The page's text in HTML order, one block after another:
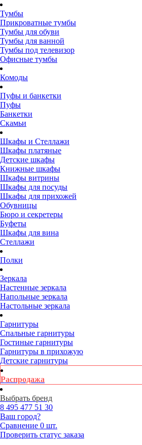
Тумбы
Прикроватные тумбы
Тумбы для обуви
Тумбы для ванной
Тумбы под телевизор
Офисные тумбы
Комоды
Пуфы и банкетки
Пуфы
Банкетки
Скамьи
Шкафы и Стеллажи
Шкафы платяные
Детские шкафы
Книжные шкафы
Шкафы витрины
Шкафы для посуды
Шкафы для прихожей
Обувницы
Бюро и секретеры
Буфеты
Шкафы для вина
Стеллажи
Полки
Зеркала
Настенные зеркала
Напольные зеркала
Настольные зеркала
Гарнитуры
Спальные гарнитуры
Гостиные гарнитуры
Гарнитуры в прихожую
Детские гарнитуры
Распродажа
Выбрать бренд
8 495 477 51 30
Ваш город?
Сравнение 0 шт.
Проверить статус заказа